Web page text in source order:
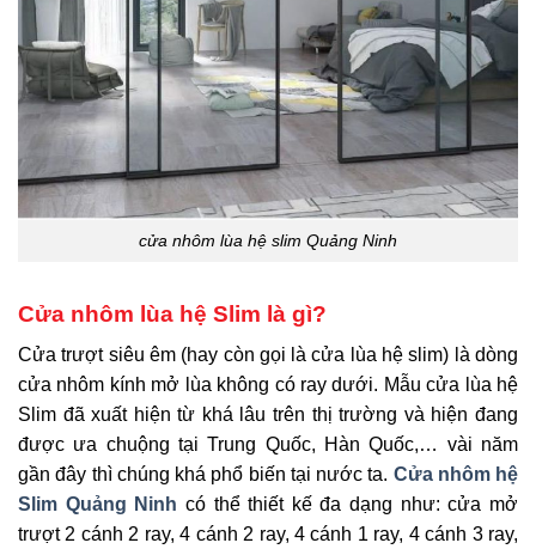
cửa nhôm lùa hệ slim Quảng Ninh
Cửa nhôm lùa hệ Slim là gì?
Cửa trượt siêu êm (hay còn gọi là cửa lùa hệ slim) là dòng
cửa nhôm kính mở lùa không có ray dưới. Mẫu cửa lùa hệ
Slim đã xuất hiện từ khá lâu trên thị trường và hiện đang
được ưa chuộng tại Trung Quốc, Hàn Quốc,… vài năm
gần đây thì chúng khá phổ biến tại nước ta. Cửa nhôm hệ
Slim Quảng Ninh có thể thiết kế đa dạng như: cửa mở
trượt 2 cánh 2 ray, 4 cánh 2 ray, 4 cánh 1 ray, 4 cánh 3 ray,